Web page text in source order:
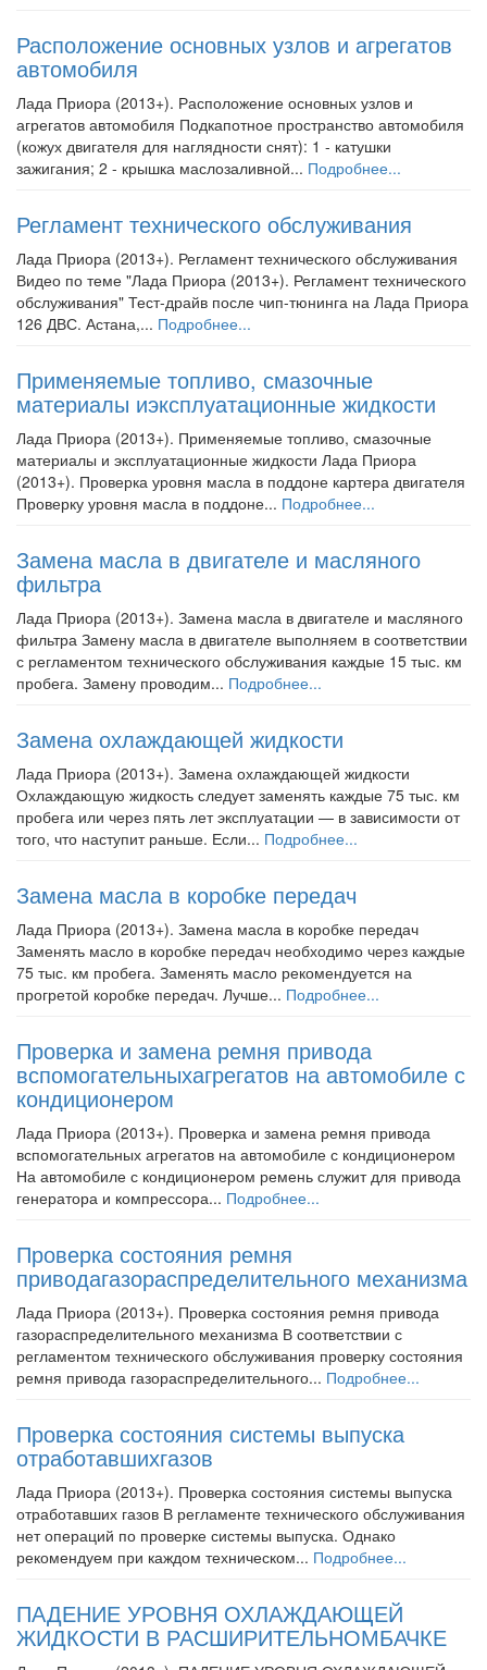
Расположение основных узлов и агрегатов
автомобиля
Лада Приора (2013+). Расположение основных узлов и
агрегатов автомобиля Подкапотное пространство автомобиля
(кожух двигателя для наглядности снят): 1 - катушки
зажигания; 2 - крышка маслозаливной... Подробнее...
Регламент технического обслуживания
Лада Приора (2013+). Регламент технического обслуживания
Видео по теме "Лада Приора (2013+). Регламент технического
обслуживания" Тест-драйв после чип-тюнинга на Лада Приора
126 ДВС. Астана,... Подробнее...
Применяемые топливо, смазочные
материалы иэксплуатационные жидкости
Лада Приора (2013+). Применяемые топливо, смазочные
материалы и эксплуатационные жидкости Лада Приора
(2013+). Проверка уровня масла в поддоне картера двигателя
Проверку уровня масла в поддоне... Подробнее...
Замена масла в двигателе и масляного
фильтра
Лада Приора (2013+). Замена масла в двигателе и масляного
фильтра Замену масла в двигателе выполняем в соответствии
с регламентом технического обслуживания каждые 15 тыс. км
пробега. Замену проводим... Подробнее...
Замена охлаждающей жидкости
Лада Приора (2013+). Замена охлаждающей жидкости
Охлаждающую жидкость следует заменять каждые 75 тыс. км
пробега или через пять лет эксплуатации — в зависимости от
того, что наступит раньше. Если... Подробнее...
Замена масла в коробке передач
Лада Приора (2013+). Замена масла в коробке передач
Заменять масло в коробке передач необходимо через каждые
75 тыс. км пробега. Заменять масло рекомендуется на
прогретой коробке передач. Лучше... Подробнее...
Проверка и замена ремня привода
вспомогательныхагрегатов на автомобиле с
кондиционером
Лада Приора (2013+). Проверка и замена ремня привода
вспомогательных агрегатов на автомобиле с кондиционером
На автомобиле с кондиционером ремень служит для привода
генератора и компрессора... Подробнее...
Проверка состояния ремня
приводагазораспределительного механизма
Лада Приора (2013+). Проверка состояния ремня привода
газораспределительного механизма В соответствии с
регламентом технического обслуживания проверку состояния
ремня привода газораспределительного... Подробнее...
Проверка состояния системы выпуска
отработавшихгазов
Лада Приора (2013+). Проверка состояния системы выпуска
отработавших газов В регламенте технического обслуживания
нет операций по проверке системы выпуска. Однако
рекомендуем при каждом техническом... Подробнее...
ПАДЕНИЕ УРОВНЯ ОХЛАЖДАЮЩЕЙ
ЖИДКОСТИ В РАСШИРИТЕЛЬНОМБАЧКЕ